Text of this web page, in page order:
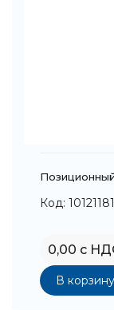
Код:
0,00 с
В корзину